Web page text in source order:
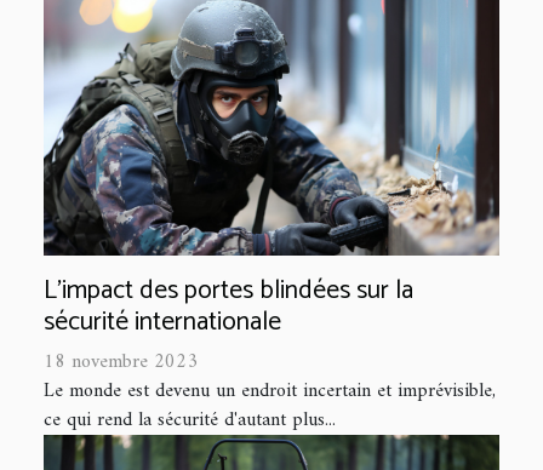
L'impact des portes blindées sur la
sécurité internationale
18 novembre 2023
Le monde est devenu un endroit incertain et imprévisible,
ce qui rend la sécurité d'autant plus...